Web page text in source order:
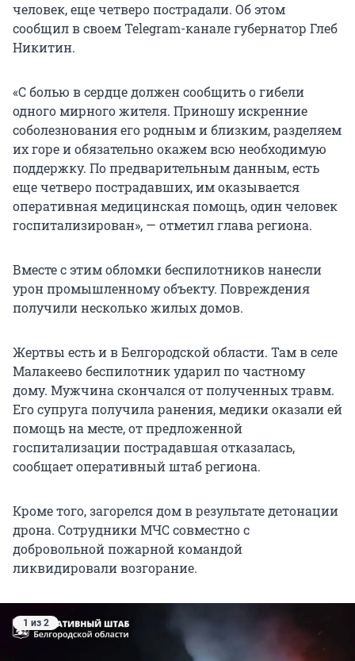
человек, еще четверо пострадали. Об этом
сообщил в своем Telegram-канале губернатор Глеб
Никитин.
«С болью в сердце должен сообщить о гибели
одного мирного жителя. Приношу искренние
соболезнования его родным и близким, разделяем
их горе и обязательно окажем всю необходимую
поддержку. По предварительным данным, есть
еще четверо пострадавших, им оказывается
оперативная медицинская помощь, один человек
госпитализирован», — отметил глава региона.
Вместе с этим обломки беспилотников нанесли
урон промышленному объекту. Повреждения
получили несколько жилых домов.
Жертвы есть и в Белгородской области. Там в селе
Малакеево беспилотник ударил по частному
дому. Мужчина скончался от полученных травм.
Его супруга получила ранения, медики оказали ей
помощь на месте, от предложенной
госпитализации пострадавшая отказалась,
сообщает оперативный штаб региона.
Кроме того, загорелся дом в результате детонации
дрона. Сотрудники МЧС совместно с
добровольной пожарной командой
ликвидировали возгорание.
1 из 2